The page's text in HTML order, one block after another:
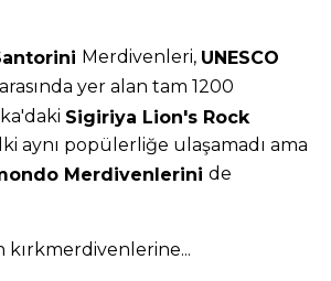
Merdivenleri, UNESCO
arasında yer alan tam 1200
Sigiriya Lion's Rock
aynı popülerliğe ulaşamadı ama
Merdivenlerini de
kırkmerdivenlerine...